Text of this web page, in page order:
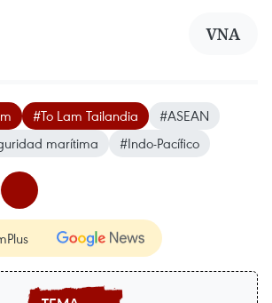
VNA
#To Lam Tailandia
#ASEAN
marítima #Indo-Pacífico